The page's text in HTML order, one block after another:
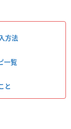
方法
一覧
と